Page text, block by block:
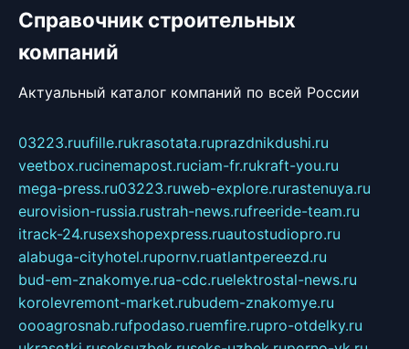
Справочник строительных
компаний
Актуальный каталог компаний по всей России
03223.ruufille.rukrasotata.ruprazdnikdushi.ru
veetbox.rucinemapost.ruciam-fr.rukraft-you.ru
mega-press.ru03223.ruweb-explore.rurastenuya.ru
eurovision-russia.rustrah-news.rufreeride-team.ru
itrack-24.rusexshopexpress.ruautostudiopro.ru
alabuga-cityhotel.rupornv.ruatlantpereezd.ru
bud-em-znakomye.rua-cdc.ruelektrostal-news.ru
korolevremont-market.rubudem-znakomye.ru
oooagrosnab.rufpodaso.ruemfire.rupro-otdelky.ru